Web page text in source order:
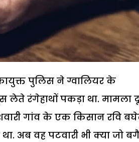
पुलिस ने ग्वालियर के
रंगेहाथों पकड़ा था. मामला
गांव के एक किसान रवि
अब वह पटवारी भी क्या जो